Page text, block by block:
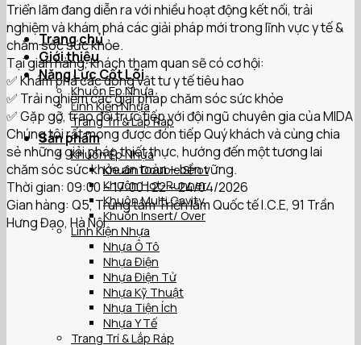
Trang chủ
Giới thiệu
Năng Lực Cốt Lõi
Khuôn Ép Nhựa
Linh Kiện Nhựa
Trang Trí & Lắp Ráp
Sản phẩm
Khuôn Ép Nhựa
Khuôn Double Shot
Khuôn Hot-Runner
Khuôn Multi Cavity
Khuôn Insert/ Over
Linh Kiện Nhựa
Nhựa Ô Tô
Nhựa Điện
Nhựa Điện Tử
Nhựa Kỹ Thuật
Nhựa Tiện Ích
Nhựa Y Tế
Trang Trí & Lắp Ráp
Triển lãm đang diễn ra với nhiều hoạt động kết nối, trải
nghiệm và khám phá các giải pháp mới trong lĩnh vực y tế &
chăm sóc sức khỏe.
Tại gian hàng, khách tham quan sẽ có cơ hội:
✅ Khám phá các dòng vật tư y tế tiêu hao
✅ Trải nghiệm các giải pháp chăm sóc sức khỏe
✅ Gặp gỡ, trao đổi trực tiếp với đội ngũ chuyên gia của MIDA
Chúng tôi rất mong được đón tiếp Quý khách và cùng chia
sẻ những giải pháp thiết thực, hướng đến một tương lai
chăm sóc sức khỏe an toàn – bền vững.
Thời gian: 09:00 – 17:00 | 22 – 24/04/2026
Gian hàng: Q5, Trung tâm Triển lãm Quốc tế I.C.E, 91 Trần
Hưng Đạo, Hà Nội